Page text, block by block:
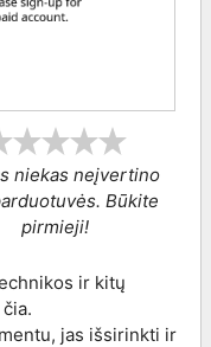
niekas neįvertino
Būkite
pirmieji!
ir kitų
jas išsirinkti ir